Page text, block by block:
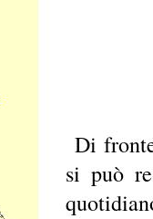
Di
si può